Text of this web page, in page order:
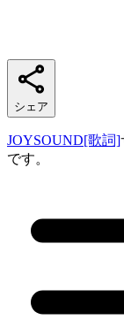
シェア
JOYSOUND[歌詞]
です。